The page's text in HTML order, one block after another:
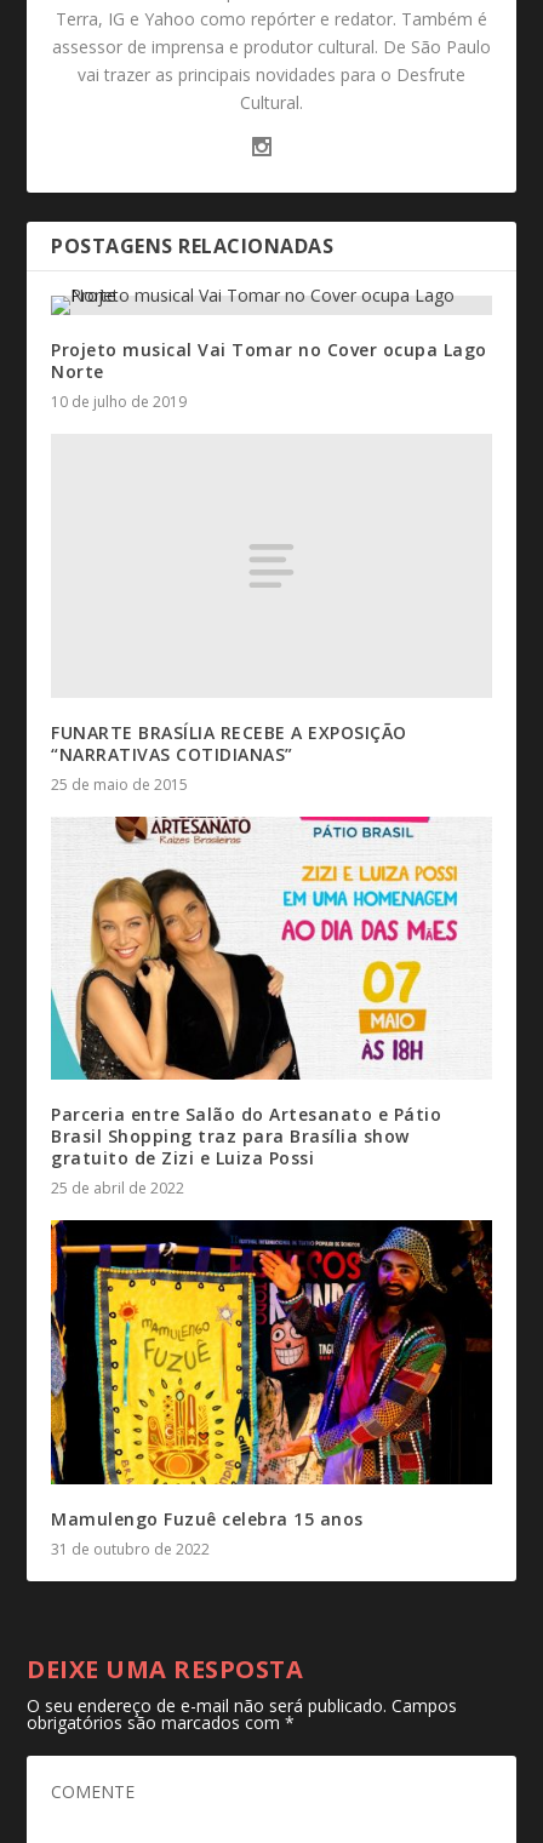
Terra, IG e Yahoo como repórter e redator. Também é
assessor de imprensa e produtor cultural. De São Paulo
vai trazer as principais novidades para o Desfrute
Cultural.
POSTAGENS RELACIONADAS
Projeto musical Vai Tomar no Cover ocupa Lago
Norte
10 de julho de 2019
FUNARTE BRASÍLIA RECEBE A EXPOSIÇÃO
“NARRATIVAS COTIDIANAS”
25 de maio de 2015
Parceria entre Salão do Artesanato e Pátio
Brasil Shopping traz para Brasília show
gratuito de Zizi e Luiza Possi
25 de abril de 2022
Mamulengo Fuzuê celebra 15 anos
31 de outubro de 2022
DEIXE UMA RESPOSTA
O seu endereço de e-mail não será publicado. Campos
obrigatórios são marcados com*